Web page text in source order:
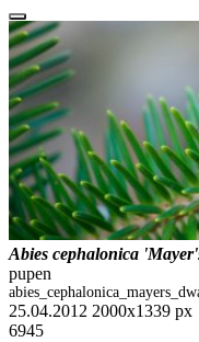
Abies cephalonica
pupen
25.04.2012 2000x1339 px
6945